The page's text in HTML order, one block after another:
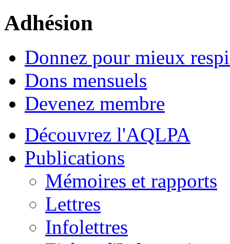
Adhésion
Donnez pour mieux
Dons mensuels
Devenez membre
Découvrez l'AQLPA
Publications
Mémoires et rapports
Lettres
Infolettres